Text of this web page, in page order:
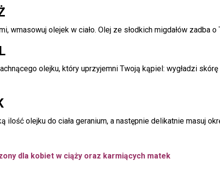
wmasowuj olejek w ciało. Olej ze słodkich migdałów zadba
olejku, który uprzyjemni Twoją kąpiel: wygładzi skórę
ilość olejku do ciała geranium, a następnie delikatnie masuj
dla kobiet w ciąży oraz karmiących matek